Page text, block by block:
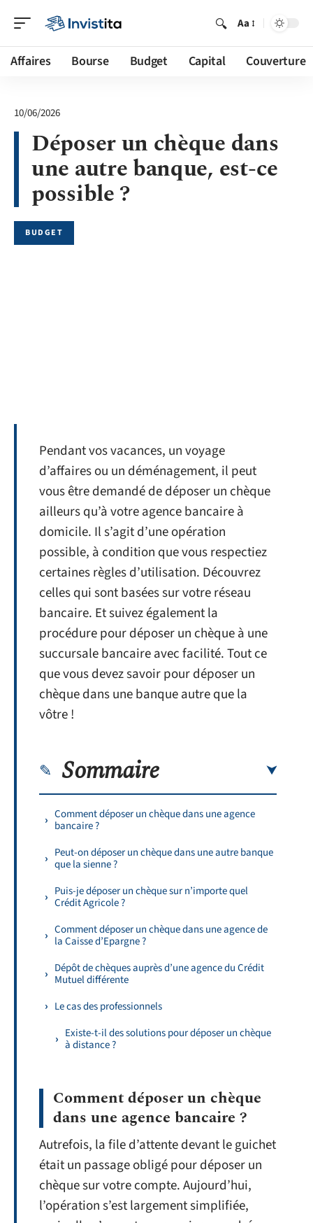
Aa
Affaires Bourse Budget Capital Couverture
10/06/2026
Déposer un chèque dans
une autre banque, est-ce
possible ?
BUDGET
Pendant vos vacances, un voyage
d’affaires ou un déménagement, il peut
vous être demandé de déposer un chèque
ailleurs qu’à votre agence bancaire à
domicile. Il s’agit d’une opération
possible, à condition que vous respectiez
certaines règles d’utilisation. Découvrez
celles qui sont basées sur votre réseau
bancaire. Et suivez également la
procédure pour déposer un chèque à une
succursale bancaire avec facilité. Tout ce
que vous devez savoir pour déposer un
chèque dans une banque autre que la
vôtre !
Sommaire
Comment déposer un chèque dans une agence
bancaire ?
Peut-on déposer un chèque dans une autre banque
que la sienne ?
Puis-je déposer un chèque sur n’importe quel
Crédit Agricole ?
Comment déposer un chèque dans une agence de
la Caisse d’Epargne ?
Dépôt de chèques auprès d’une agence du Crédit
Mutuel différente
Le cas des professionnels
Existe-t-il des solutions pour déposer un chèque
à distance ?
Comment déposer un chèque
dans une agence bancaire ?
Autrefois, la file d’attente devant le guichet
était un passage obligé pour déposer un
chèque sur votre compte. Aujourd’hui,
l’opération s’est largement simplifiée,